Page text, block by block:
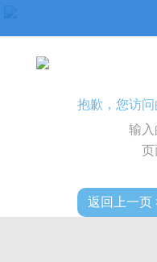
抱歉，您访
输入
页
返回上一页